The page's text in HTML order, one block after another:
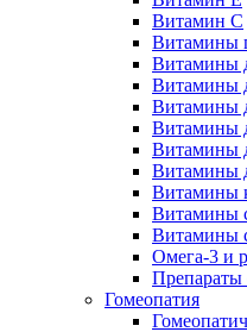
Витамин С
Витамины
Витамины
Витамины
Витамины
Витамины
Витамины
Витамины
Витамины
Витамины
Витамины
Омега-3 и
Препараты
Гомеопатия